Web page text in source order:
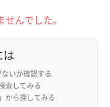
んでした。
は
いか確認する
索してみる
」から探してみる